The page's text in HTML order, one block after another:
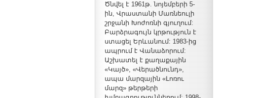
Ծնվել է 1961թ. նոյեմբերի 5-
ին, Վրաստանի Մառնեուլի
շրջանի Խոժոռնի գյուղում:
Բարձրագույն կրթություն է
ստացել Երևանում: 1983-ից
ապրում է Վանաձորում:
Աշխատել է քաղաքային
«Կայծ», «Վերածնունդ»,
ապա մարզային «Լոռու
մարզ» թերթերի